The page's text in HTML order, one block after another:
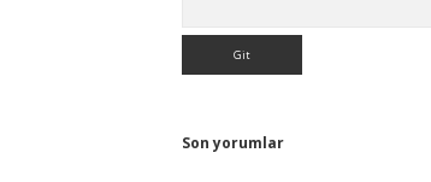
Son yorumlar